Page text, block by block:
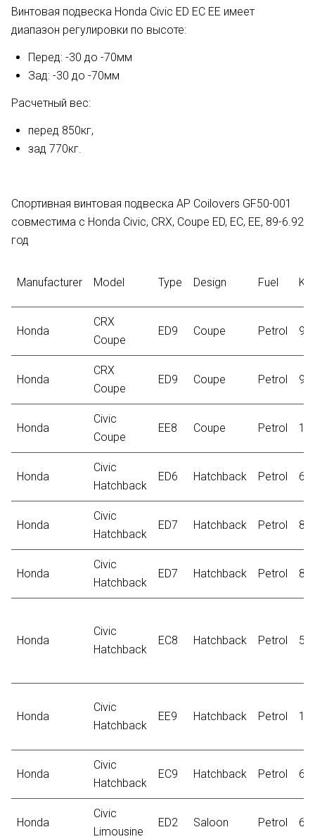
Винтовая подвеска Honda Civic ED EC EE имеет
диапазон регулировки по высоте:
Перед: -30 до -70мм
Зад: -30 до -70мм
Расчетный вес:
перед 850кг,
зад 770кг.
Спортивная винтовая подвеска AP Coilovers GF50-001
совместима с Honda Civic, CRX, Coupe ED, EC, EE, 89-6.92
год
Manufacturer Model Type Design Fuel KW
Honda
CRX
Coupe
ED9 Coupe Petrol 96
Honda
CRX
Coupe
ED9 Coupe Petrol 91
Honda
Civic
Coupe
EE8 Coupe Petrol
Honda
Civic
Hatchback
ED6 Hatchback Petrol 66
Honda
Civic
Hatchback
ED7 Hatchback Petrol 80
Honda
Civic
Hatchback
ED7 Hatchback Petrol 81
Honda
Civic
Hatchback
EC8 Hatchback Petrol 55
Honda
Civic
Hatchback
EE9 Hatchback Petrol
Honda
Civic
Hatchback
EC9 Hatchback Petrol 66
Honda
Civic
Limousine
ED2 Saloon Petrol 66